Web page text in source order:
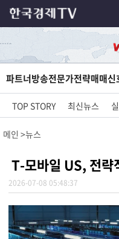
파트너방송전문가전략매매신
TOP STORY 최신뉴스
메인 뉴스
T-모바일 US, 전략
2026-07-08 05:48:37